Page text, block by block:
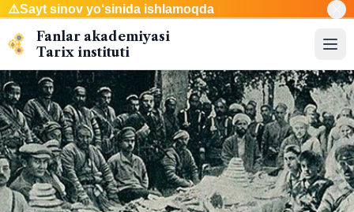
⚠️Sayt sinov yo‘sini |
Fanlar akademiyasi
Tarix instituti